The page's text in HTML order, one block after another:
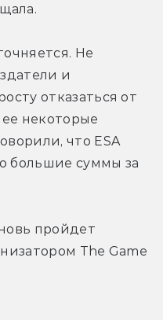
Не
и
отказаться от
некоторые
что ESA
большие суммы за
пройдет
The Game